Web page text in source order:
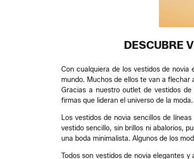
DESCUBRE
Con cualquiera de los vestidos de
mundo. Muchos de ellos te van a
Gracias a nuestro outlet de vestidos
firmas que lideran el universo de la moda.
Los vestidos de novia sencillos de
vestido sencillo, sin brillos ni abalorios,
una boda minimalista. Algunos de los
Todos son vestidos de novia elegantes